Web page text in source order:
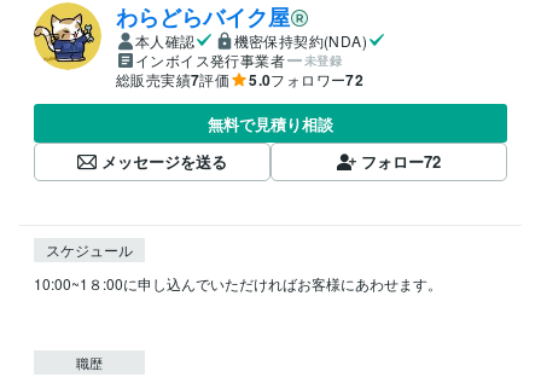
わらどらバイク屋
本人確認
機密保持契約(NDA)
インボイス発行事業者
未登録
総販売実績7評価 5.0フォロワー72
無料で見積り相談
メッセージを送る
フォロー72
スケジュール
10:00~1８:00に申し込んでいただければお客様にあわせます。
職歴